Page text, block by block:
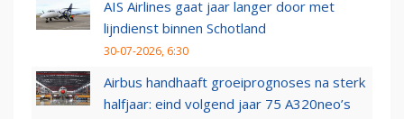
AIS Airlines gaat jaar langer door met
lijndienst binnen Schotland
30-07-2026, 6:30
Airbus handhaaft groeiprognoses na sterk
halfjaar: eind volgend jaar 75 A320neo’s